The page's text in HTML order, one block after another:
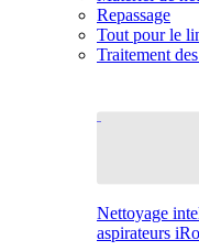
Repassage
Tout pour le
Traitement
Nettoyage
aspirateurs